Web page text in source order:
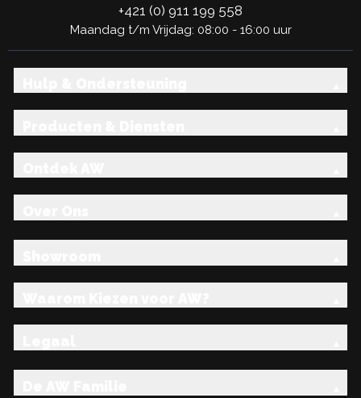
+421 (0) 911 199 558
Maandag t/m Vrijdag: 08:00 - 16:00 uur